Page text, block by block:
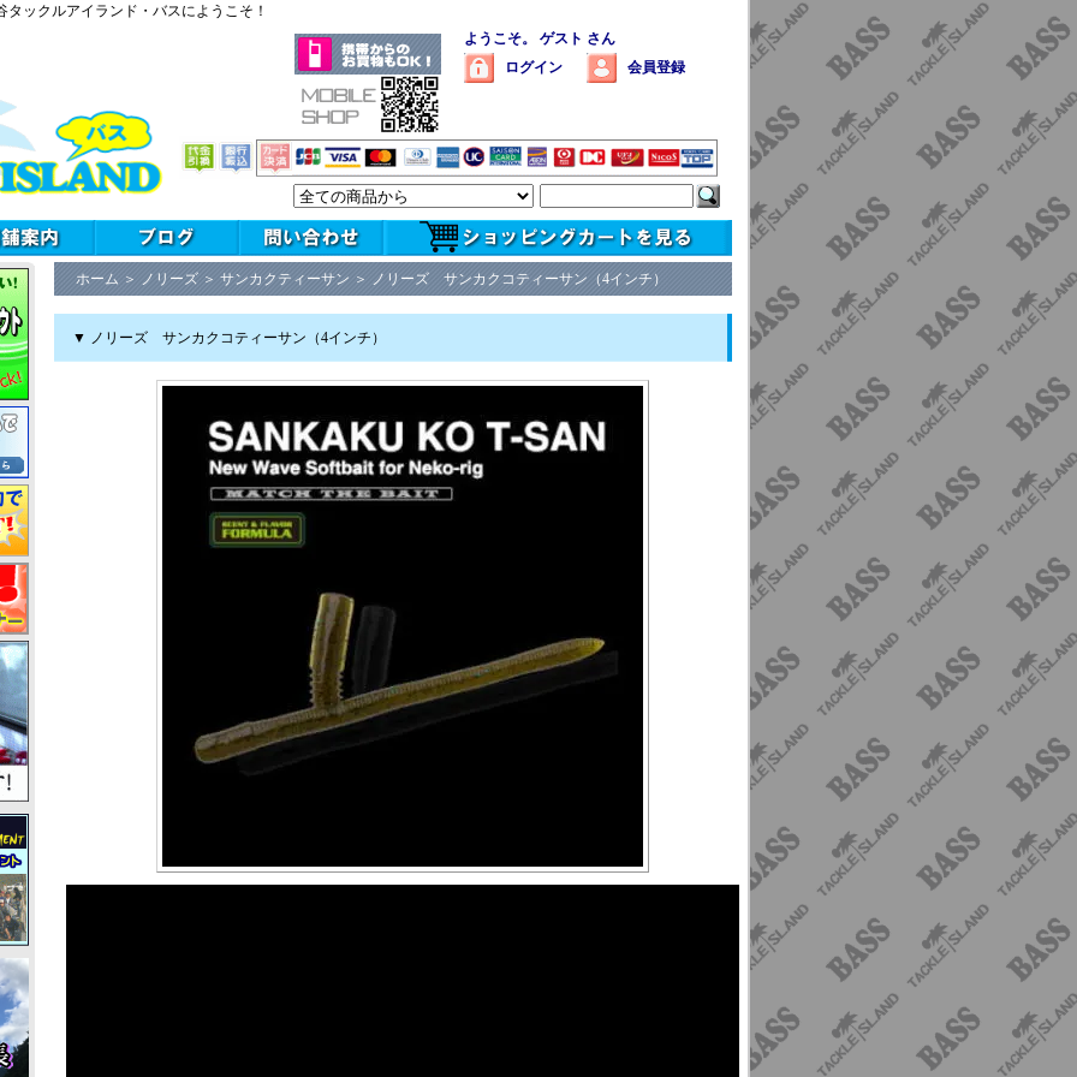
ックルアイランド・バスにようこそ！
ようこそ。 ゲスト さん
ログイン
会員登録
ホーム ＞ ノリーズ ＞ サンカクティーサン ＞ ノリーズ サンカクコティーサン（4インチ）
▼ ノリーズ サンカクコティーサン（4インチ）